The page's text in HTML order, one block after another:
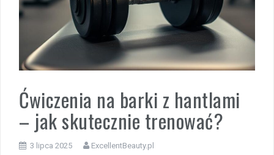
Ćwiczenia na barki z hantlami
– jak skutecznie trenować?
3 lipca 2025 ExcellentBeauty.pl